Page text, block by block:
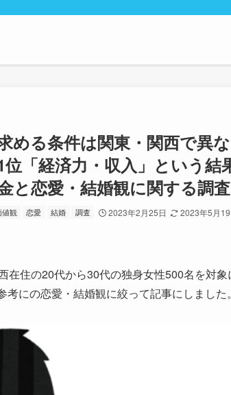
める条件は関東・関西で異
位「経済力・収入」という
と恋愛・結婚観に関する調査
値観 恋愛 結婚 調査 2023年2月25日 2023年5月19
在住の20代から30代の独身女性500名を対
考にの恋愛・結婚観に絞って記事にしました。